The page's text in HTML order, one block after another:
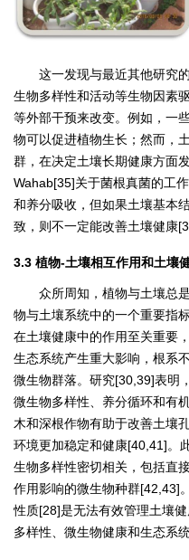
这一发现与最近其他研究
生物多样性和活动等生物因素
等外部干预来改变。例如，一
物可以促进植物生长；然而，
群，在决定土壤长期健康方面
Wahab[35]关于菌根真菌的工
和养分吸收，但如果土壤基本
致，则不一定能改善土壤健康
3.3 植物-土壤相互作用和土壤
众所周知，植物与土壤总
物与土壤系统中的一个重要指
在土壤健康中的作用至关重要
生态系统产生重大影响，根系
微生物群落。研究[30,39]表明
微生物多样性、养分循环和有
木和深根作物有助于改善土壤
环境更加稳定和健康[40,41]。
生物多样性密切相关，包括直
作用影响的微生物种群[42,43]
性质[28]是无法有效管理土壤
多样性、微生物健康和生态系